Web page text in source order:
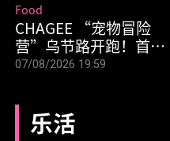
CHAGEE “宠物冒险
营”乌节路开跑！首辆
宠物友好餐车亮相，3
Food
07/08/2026 19:59
乐活